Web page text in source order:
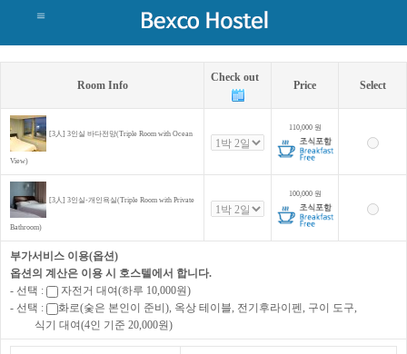
Room Info
Check out
Price Select
[3人] 3인실 바다전망(Triple Room with Ocean
View)
110,000원
[3人] 3인실-개인욕실(Triple Room with Private
Bathroom)
100,000원
부가서비스 이용(옵션)
옵션의 계산은 이용 시 호스텔에서 합니다.
- 선택 :
자전거 대여(하루 10,000원)
- 선택 :
화로(숯은 본인이 준비), 옥상 테이블, 전기후라이펜, 구이 도구,
식기 대여(4인 기준 20,000원)